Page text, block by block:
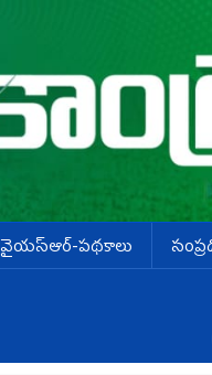
వైయస్ఆర్-పథకాలు